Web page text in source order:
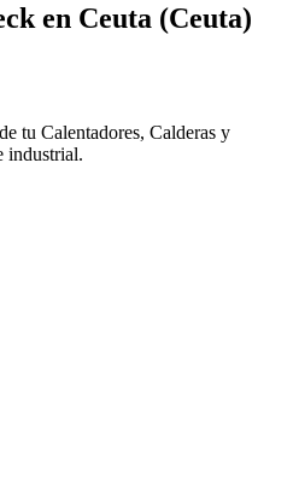
en Ceuta (Ceuta)
tu Calentadores, Calderas y
industrial.